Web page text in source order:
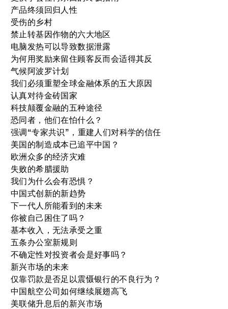
产品终须回归人性
受伤的乡村
禁止转基因作物的六大地区
电脑发热可以导致数据泄露
为何用奖励来留住顾客反而会适得其反
气候阿波罗计划
我们必须重塑全球金融体系的五大原因
认真对待金砖国家
科技颠覆金融的五种途径
恐同者，他们在怕什么？
强调“专家共识”，重建人们对科学的信任
美国的制造成本已追平中国？
欧洲众多的经济灾难
失败的希腊援助
我们为什么会有恐惧？
中国式创新的新趋势
下一代人所能看到的未来
你被自己困住了吗？
基本收入，无法承受之重
五条办公室新规则
不确定性对投资者会是好事吗？
新兴市场的未来
仅靠罚款是否足以震慑银行的不良行为？
中国航空公司如何继续展翅高飞
美联储升息后的新兴市场